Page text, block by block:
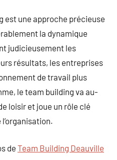
est une approche précieuse
la dynamique
judicieusement les
résultats, les entreprises
de travail plus
le team building va au-
loisir et joue un rôle clé
de Team Building Deauville